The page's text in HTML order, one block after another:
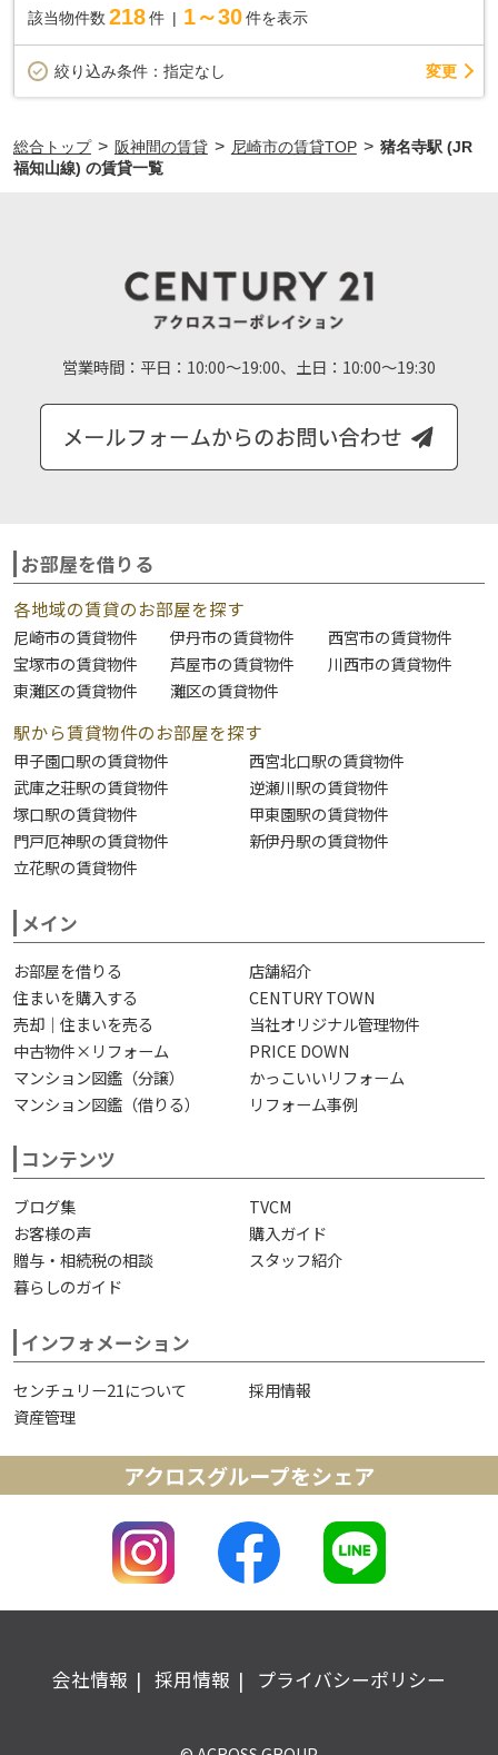
該当物件数 218件 1～30 件を表示
絞り込み条件： 指定なし 変更
総合トップ > 阪神間の賃貸 > 尼崎市の賃貸TOP > 猪名寺駅 (JR
福知山線) の賃貸一覧
営業時間： 平日：10:00～19:00、土日：10:00～19:30
お部屋を借りる
各地域の賃貸のお部屋を探す
尼崎市の賃貸物件 伊丹市の賃貸物件
西宮市の賃貸物件
宝塚市の賃貸物件
芦屋市の賃貸物件
川西市の賃貸物件
東灘区の賃貸物件
灘区の賃貸物件
駅から賃貸物件のお部屋を探す
甲子園口駅の賃貸物件
西宮北口駅の賃貸物件
武庫之荘駅の賃貸物件
逆瀬川駅の賃貸物件
塚口駅の賃貸物件
甲東園駅の賃貸物件
門戸厄神駅の賃貸物件
新伊丹駅の賃貸物件
立花駅の賃貸物件
メイン
お部屋を借りる
店舗紹介
住まいを購入する
CENTURY TOWN
売却｜住まいを売る
当社オリジナル管理物件
中古物件×リフォーム
PRICE DOWN
マンション図鑑（分譲）
かっこいいリフォーム
マンション図鑑（借りる）
リフォーム事例
コンテンツ
ブログ集
TVCM
お客様の声
購入ガイド
贈与・相続税の相談
スタッフ紹介
暮らしのガイド
インフォメーション
センチュリー21について
採用情報
資産管理
アクロスグループをシェア
会社情報 採用情報 プライバシーポリシー